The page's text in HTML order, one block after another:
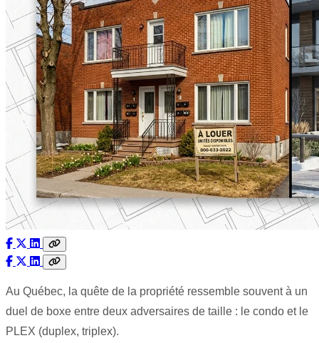
Au Québec, la quête de la propriété ressemble souvent à un
duel de boxe entre deux adversaires de taille : le condo et le
PLEX (duplex, triplex).